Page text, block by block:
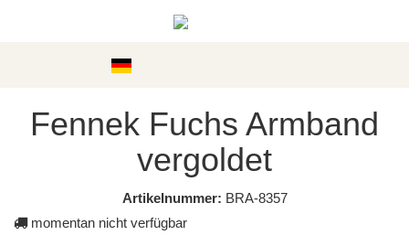
Fennek Fuchs Armband
vergoldet
Artikelnummer: BRA-8357
momentan nicht verfügbar